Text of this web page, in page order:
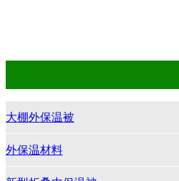
大棚外保温被
外保温材料